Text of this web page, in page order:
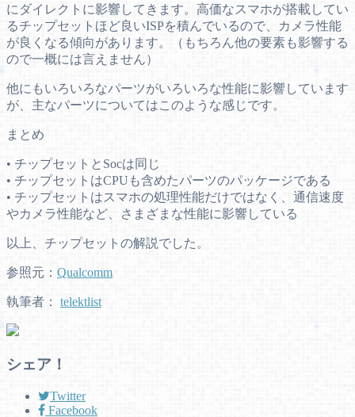
にダイレクトに影響してきます。高価なスマホが搭載してい
るチップセットほど良いISPを積んでいるので、カメラ性能
が良くなる傾向があります。（もちろん他の要素も影響する
ので一概には言えません）
他にもいろいろなパーツがいろいろな性能に影響しています
が、主なパーツについてはこのような感じです。
まとめ
• チップセットとSocは同じ
• チップセットはCPUも含めたパーツのパッケージである
• チップセットはスマホの処理性能だけではなく、通信速度
やカメラ性能など、さまざまな性能に影響している
以上、チップセットの解説でした。
参照元： Qualcomm
執筆者： telektlist
シェア！
Twitter
Facebook